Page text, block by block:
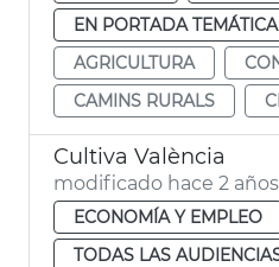
EN PORTADA TEMÁTICA
AGRICULTURA
CAMINS RURALS
Cultiva València
modificado hace 2 años
ECONOMÍA Y EMPLEO
TODAS LAS